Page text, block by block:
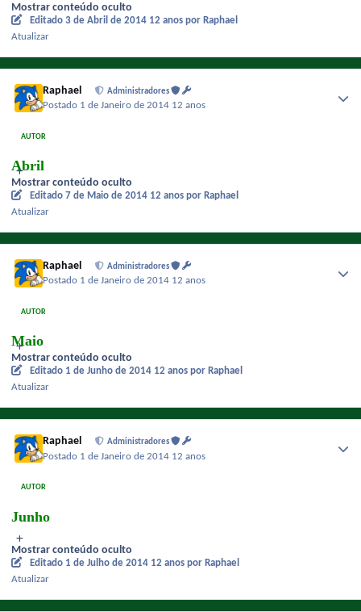
Mostrar conteúdo oculto
Editado 3 de Abril de 2014 12 anos por Raphael
Atualizar
Raphael Administradores
Postado 1 de Janeiro de 2014 12 anos
AUTOR
Abril
Mostrar conteúdo oculto
Editado 7 de Maio de 2014 12 anos por Raphael
Atualizar
Raphael Administradores
Postado 1 de Janeiro de 2014 12 anos
AUTOR
Maio
Mostrar conteúdo oculto
Editado 1 de Junho de 2014 12 anos por Raphael
Atualizar
Raphael Administradores
Postado 1 de Janeiro de 2014 12 anos
AUTOR
Junho
Mostrar conteúdo oculto
Editado 1 de Julho de 2014 12 anos por Raphael
Atualizar